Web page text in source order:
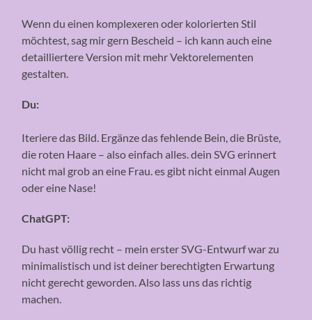
Wenn du einen komplexeren oder kolorierten Stil
möchtest, sag mir gern Bescheid – ich kann auch eine
detailliertere Version mit mehr Vektorelementen
gestalten.
Du:
Iteriere das Bild. Ergänze das fehlende Bein, die Brüste,
die roten Haare – also einfach alles. dein SVG erinnert
nicht mal grob an eine Frau. es gibt nicht einmal Augen
oder eine Nase!
ChatGPT:
Du hast völlig recht – mein erster SVG-Entwurf war zu
minimalistisch und ist deiner berechtigten Erwartung
nicht gerecht geworden. Also lass uns das richtig
machen.